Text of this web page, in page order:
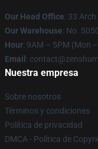
Our Head Office: 33
Our Warehouse: No.
Hour: 9AM – 5PM (Mon
Email :
Nuestra empresa
Sobre nosotros
Términos y condiciones
Política de privacidad
DMCA - Política de